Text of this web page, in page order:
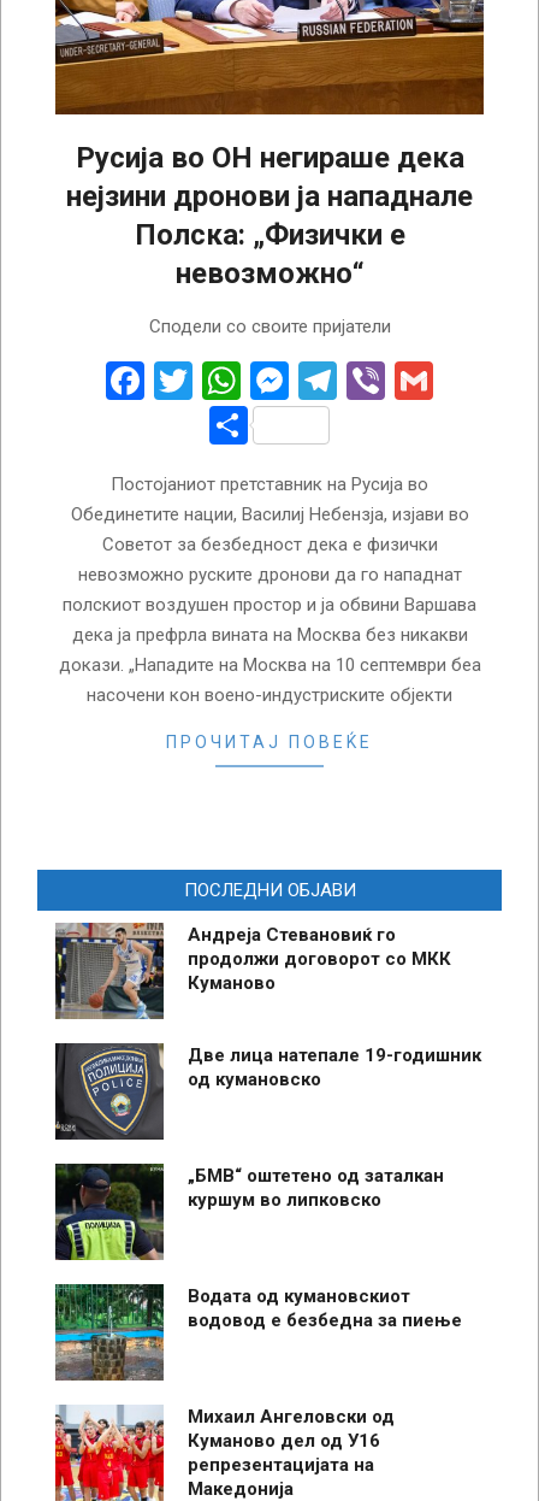
Русија во ОН негираше дека
нејзини дронови ја нападнале
Полска: „Физички е
невозможно“
Сподели со своите пријатели
Facebook
Twitter
WhatsApp
Messenger
Telegram
Viber
Share
Постојаниот претставник на Русија во
Обединетите нации, Василиј Небензја, изјави во
Советот за безбедност дека е физички
невозможно руските дронови да го нападнат
полскиот воздушен простор и ја обвини Варшава
дека ја префрла вината на Москва без никакви
докази. „Нападите на Москва на 10 септември беа
насочени кон воено-индустриските објекти
ПРОЧИТАЈ ПОВЕЌЕ
ПОСЛЕДНИ ОБЈАВИ
Андреја Стевановиќ го
продолжи договорот со МКК
Куманово
Две лица натепале 19-годишник
од кумановско
„БМВ“ оштетено од заталкан
куршум во липковско
Водата од кумановскиот
водовод е безбедна за пиење
Михаил Ангеловски од
Куманово дел од У16
репрезентацијата на
Македонија